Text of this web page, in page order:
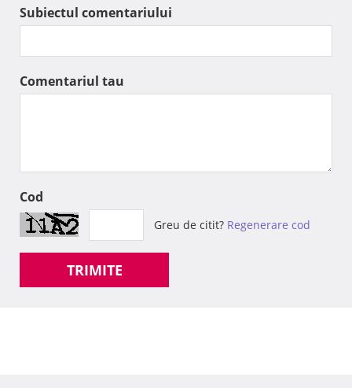
Subiectul comentariului
Comentariul tau
Cod
Greu de citit? Regenerare cod
TRIMITE